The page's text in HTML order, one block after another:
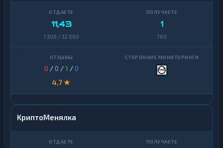
11,43
1 306 / 32 660
1
760
0 / 0 /1 /0
4,7 ★
КриптоМенялка